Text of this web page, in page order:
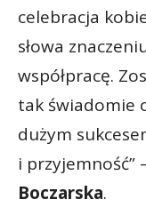
celebracja
słowa
współpracę.
tak świadomie
dużym
i przyjemność”
Boczarska.